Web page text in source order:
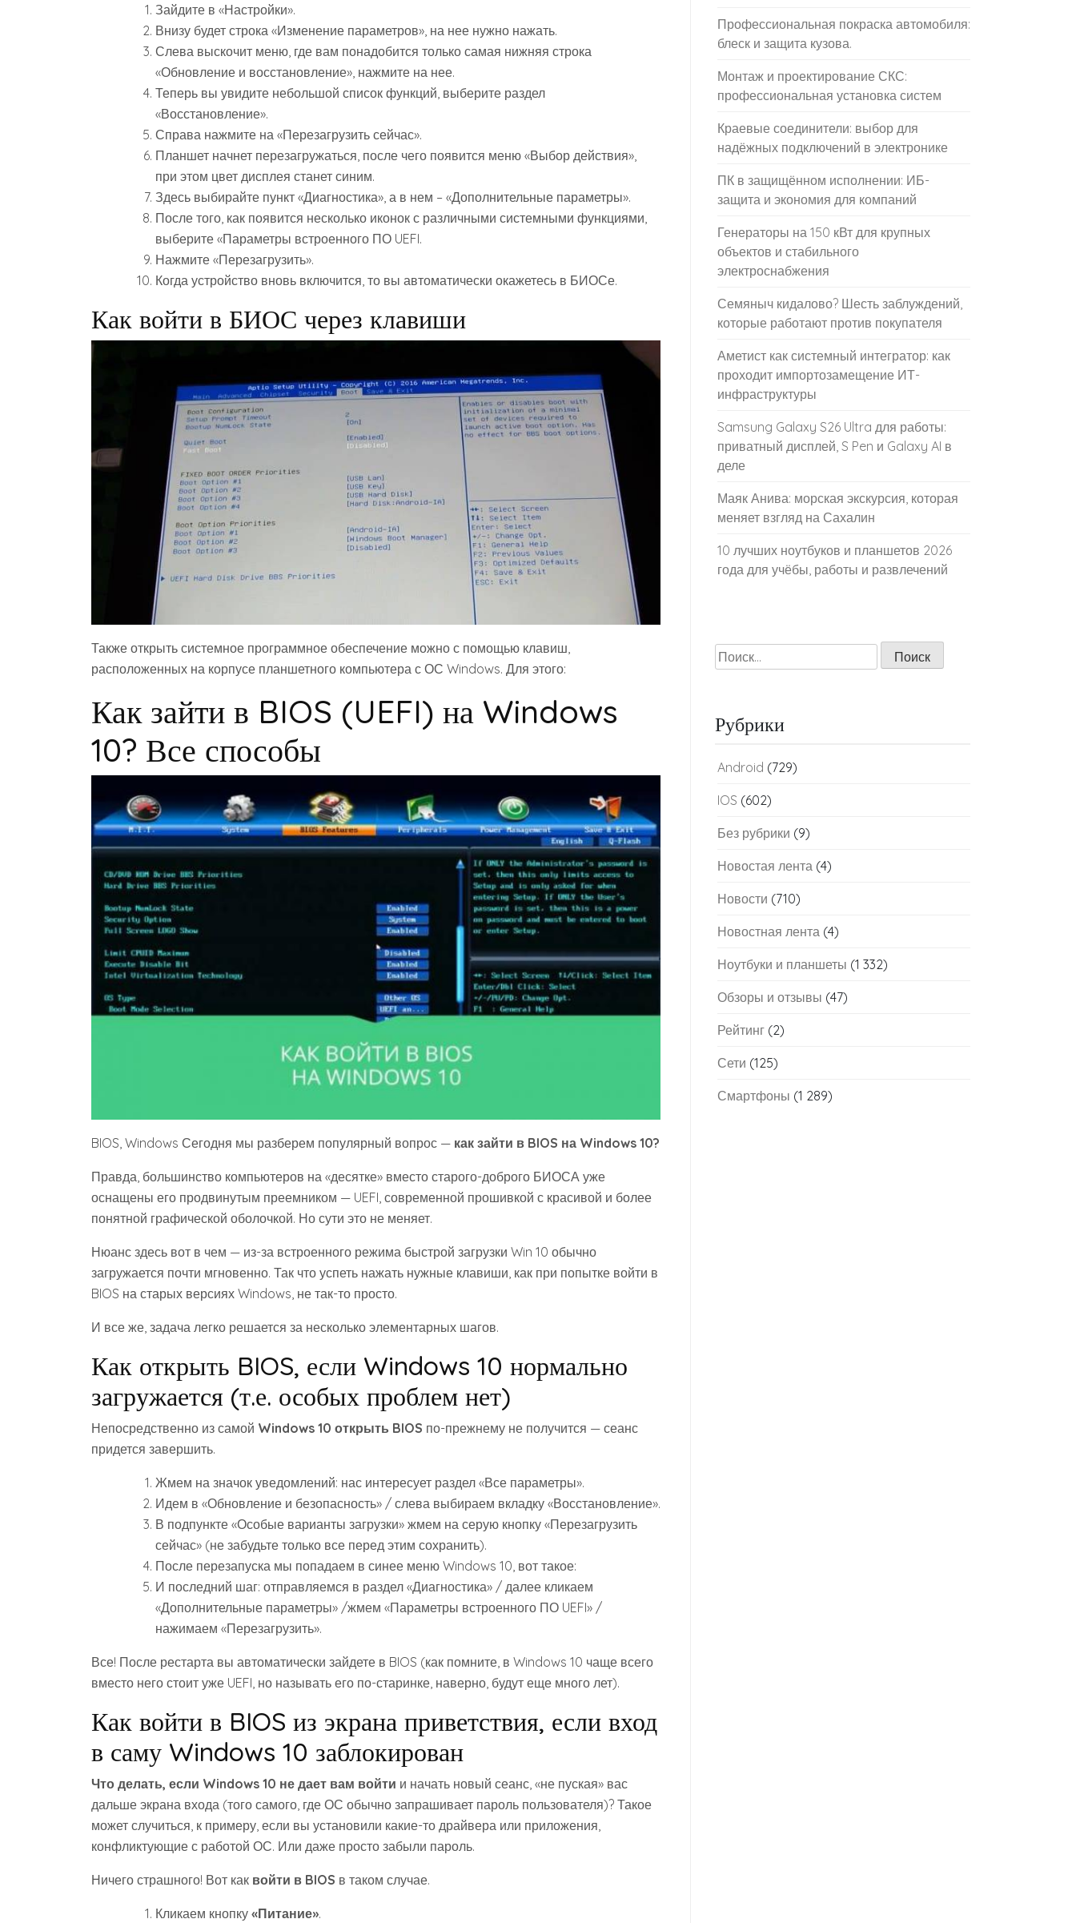
Зайдите в «Настройки».
Внизу будет строка «Изменение параметров», на нее нужно нажать.
Слева выскочит меню, где вам понадобится только самая нижняя строка
«Обновление и восстановление», нажмите на нее.
Теперь вы увидите небольшой список функций, выберите раздел
«Восстановление».
Справа нажмите на «Перезагрузить сейчас».
Планшет начнет перезагружаться, после чего появится меню «Выбор действия»,
при этом цвет дисплея станет синим.
Здесь выбирайте пункт «Диагностика», а в нем – «Дополнительные параметры».
После того, как появится несколько иконок с различными системными функциями,
выберите «Параметры встроенного ПО UEFI.
Нажмите «Перезагрузить».
Когда устройство вновь включится, то вы автоматически окажетесь в БИОСе.
Как войти в БИОС через клавиши
Также открыть системное программное обеспечение можно с помощью клавиш,
расположенных на корпусе планшетного компьютера с ОС Windows. Для этого:
Как зайти в BIOS (UEFI) на Windows
10? Все способы
BIOS, Windows Сегодня мы разберем популярный вопрос — как зайти в BIOS на Windows 10?
Правда, большинство компьютеров на «десятке» вместо старого-доброго БИОСА уже
оснащены его продвинутым преемником — UEFI, современной прошивкой с красивой и более
понятной графической оболочкой. Но сути это не меняет.
Нюанс здесь вот в чем — из-за встроенного режима быстрой загрузки Win 10 обычно
загружается почти мгновенно. Так что успеть нажать нужные клавиши, как при попытке войти в
BIOS на старых версиях Windows, не так-то просто.
И все же, задача легко решается за несколько элементарных шагов.
Как открыть BIOS, если Windows 10 нормально
загружается (т.е. особых проблем нет)
Непосредственно из самой Windows 10 открыть BIOS по-прежнему не получится — сеанс
придется завершить.
Жмем на значок уведомлений: нас интересует раздел «Все параметры».
Идем в «Обновление и безопасность» / слева выбираем вкладку «Восстановление».
В подпункте «Особые варианты загрузки» жмем на серую кнопку «Перезагрузить
сейчас» (не забудьте только все перед этим сохранить).
После перезапуска мы попадаем в синее меню Windows 10, вот такое:
И последний шаг: отправляемся в раздел «Диагностика» / далее кликаем
«Дополнительные параметры» /жмем «Параметры встроенного ПО UEFI» /
нажимаем «Перезагрузить».
Все! После рестарта вы автоматически зайдете в BIOS (как помните, в Windows 10 чаще всего
вместо него стоит уже UEFI, но называть его по-старинке, наверно, будут еще много лет).
Как войти в BIOS из экрана приветствия, если вход
в саму Windows 10 заблокирован
Что делать, если Windows 10 не дает вам войти и начать новый сеанс, «не пуская» вас
дальше экрана входа (того самого, где ОС обычно запрашивает пароль пользователя)? Такое
может случиться, к примеру, если вы установили какие-то драйвера или приложения,
конфликтующие с работой ОС. Или даже просто забыли пароль.
Ничего страшного! Вот как войти в BIOS в таком случае.
Кликаем кнопку «Питание».
Профессиональная покраска автомобиля:
блеск и защита кузова.
Монтаж и проектирование СКС:
профессиональная установка систем
Краевые соединители: выбор для
надёжных подключений в электронике
ПК в защищённом исполнении: ИБ-
защита и экономия для компаний
Генераторы на 150 кВт для крупных
объектов и стабильного
электроснабжения
Семяныч кидалово? Шесть заблуждений,
которые работают против покупателя
Аметист как системный интегратор: как
проходит импортозамещение ИТ-
инфраструктуры
Samsung Galaxy S26 Ultra для работы:
приватный дисплей, S Pen и Galaxy AI в
деле
Маяк Анива: морская экскурсия, которая
меняет взгляд на Сахалин
10 лучших ноутбуков и планшетов 2026
года для учёбы, работы и развлечений
Найти:
Рубрики
Android (729)
IOS (602)
Без рубрики (9)
Новостая лента (4)
Новости (710)
Новостная лента (4)
Ноутбуки и планшеты (1 332)
Обзоры и отзывы (47)
Рейтинг (2)
Сети (125)
Смартфоны (1 289)